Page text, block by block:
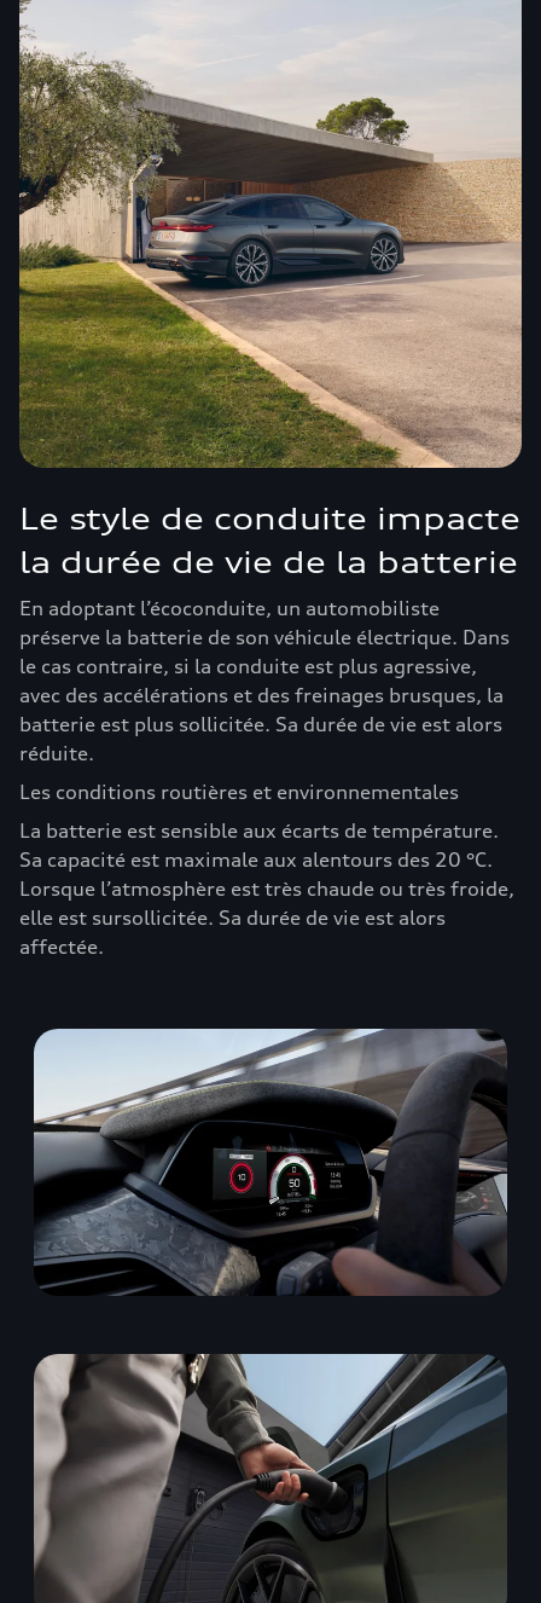
Le style de conduite impacte
la durée de vie de la batterie
En adoptant l’écoconduite, un automobiliste
préserve la batterie de son véhicule électrique. Dans
le cas contraire, si la conduite est plus agressive,
avec des accélérations et des freinages brusques, la
batterie est plus sollicitée. Sa durée de vie est alors
réduite.
Les conditions routières et environnementales
La batterie est sensible aux écarts de température.
Sa capacité est maximale aux alentours des 20 °C.
Lorsque l’atmosphère est très chaude ou très froide,
elle est sursollicitée. Sa durée de vie est alors
affectée.